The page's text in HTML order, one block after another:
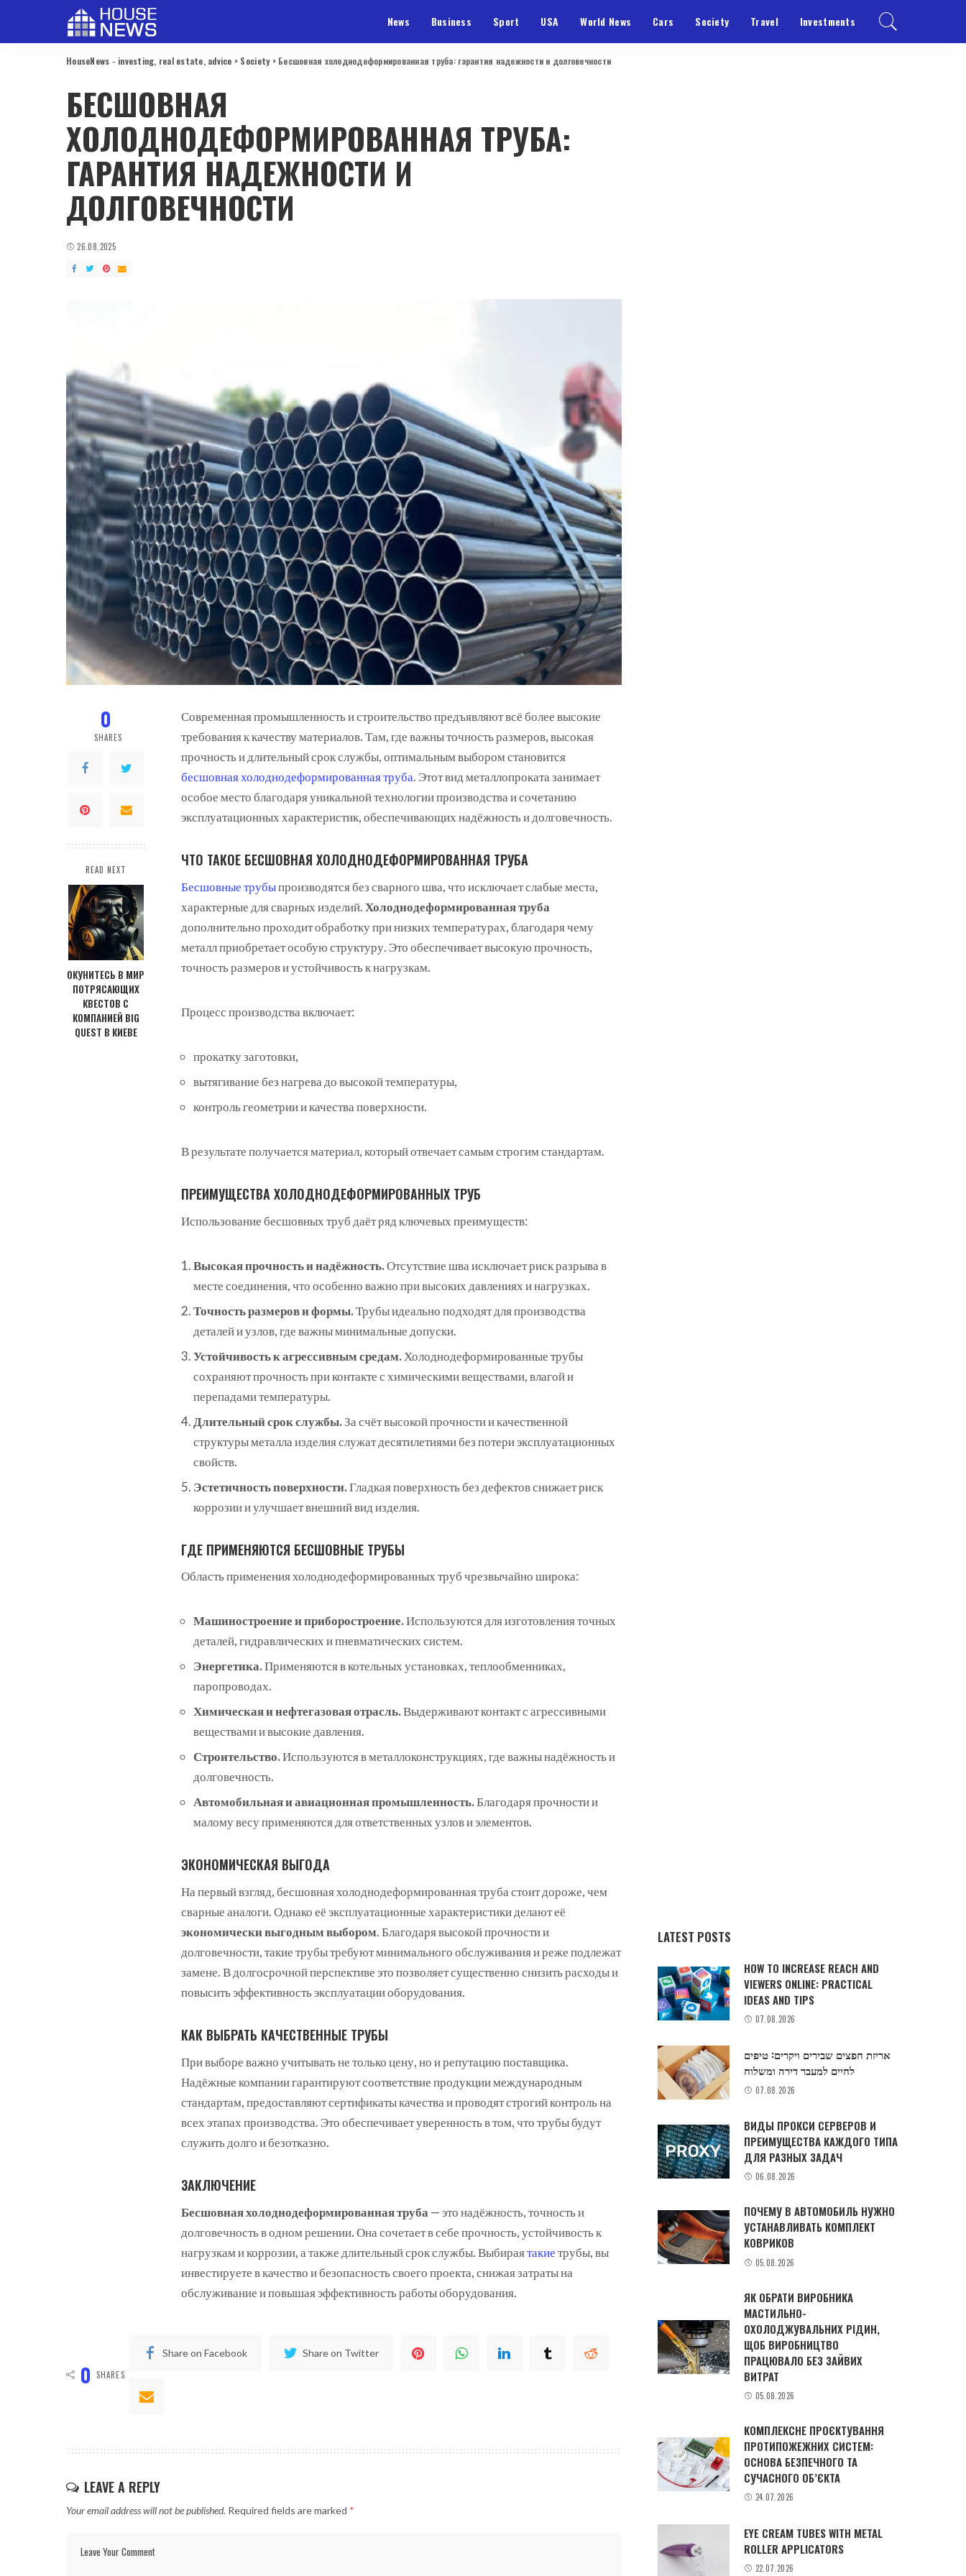
News Business Sport USA World News Cars Society Travel Investments
HouseNews - investing, real estate, advice > Society> Бесшовная холоднодеформированная труба: гарантия надежности и долговечности
БЕСШОВНАЯ
ХОЛОДНОДЕФОРМИРОВАННАЯ ТРУБА:
ГАРАНТИЯ НАДЕЖНОСТИ И
ДОЛГОВЕЧНОСТИ
26.08.2025
0
SHARES
READ NEXT
ОКУНИТЕСЬ В МИР
ПОТРЯСАЮЩИХ
КВЕСТОВ С
КОМПАНИЕЙ BIG
QUEST В КИЕВЕ
Современная промышленность и строительство предъявляют всё более высокие
требования к качеству материалов.Там, где важны точность размеров, высокая
прочность и длительный срок службы, оптимальным выбором становится
бесшовная холоднодеформированная труба. Этот вид металлопроката занимает
особое место благодаря уникальной технологии производства и сочетанию
эксплуатационных характеристик, обеспечивающих надёжность и долговечность.
ЧТО ТАКОЕ БЕСШОВНАЯ ХОЛОДНОДЕФОРМИРОВАННАЯ ТРУБА
Бесшовные трубыпроизводятся без сварного шва, что исключает слабые места,
характерные для сварных изделий.Холоднодеформированная труба
дополнительно проходит обработку при низких температурах, благодаря чему
металл приобретает особую структуру. Это обеспечивает высокую прочность,
точность размеров и устойчивость к нагрузкам.
Процесс производства включает:
прокатку заготовки,
вытягивание без нагрева до высокой температуры,
контроль геометрии и качества поверхности.
В результате получается материал, который отвечает самым строгим стандартам.
ПРЕИМУЩЕСТВА ХОЛОДНОДЕФОРМИРОВАННЫХ ТРУБ
Использование бесшовных труб даёт ряд ключевых преимуществ:
Высокая прочность и надёжность.Отсутствие шва исключает риск разрыва в
месте соединения, что особенно важно при высоких давлениях и нагрузках.
Точность размеров и формы.Трубы идеально подходят для производства
деталей и узлов, где важны минимальные допуски.
Устойчивость к агрессивным средам. Холоднодеформированные трубы
сохраняют прочность при контакте с химическими веществами, влагой и
перепадами температуры.
Длительный срок службы.За счёт высокой прочности и качественной
структуры металла изделия служат десятилетиями без потери эксплуатационных
свойств.
Эстетичность поверхности.Гладкая поверхность без дефектов снижает риск
коррозии и улучшает внешний вид изделия.
ГДЕ ПРИМЕНЯЮТСЯ БЕСШОВНЫЕ ТРУБЫ
Область применения холоднодеформированных труб чрезвычайно широка:
Машиностроение и приборостроение.Используются для изготовления точных
деталей, гидравлических и пневматических систем.
Энергетика.Применяются в котельных установках, теплообменниках,
паропроводах.
Химическая и нефтегазовая отрасль.Выдерживают контакт с агрессивными
веществами и высокие давления.
Строительство.Используются в металлоконструкциях, где важны надёжность и
долговечность.
Автомобильная и авиационная промышленность.Благодаря прочности и
малому весу применяются для ответственных узлов и элементов.
ЭКОНОМИЧЕСКАЯ ВЫГОДА
На первый взгляд, бесшовная холоднодеформированная труба стоит дороже, чем
сварные аналоги. Однако её эксплуатационные характеристики делают её
экономически выгодным выбором. Благодаря высокой прочности и
долговечности, такие трубы требуют минимального обслуживания и реже подлежат
замене. В долгосрочной перспективе это позволяет существенно снизить расходы и
повысить эффективность эксплуатации оборудования.
КАК ВЫБРАТЬ КАЧЕСТВЕННЫЕ ТРУБЫ
При выборе важно учитывать не только цену, но и репутацию поставщика.
Надёжные компании гарантируют соответствие продукции международным
стандартам, предоставляют сертификаты качества и проводят строгий контроль на
всех этапах производства. Это обеспечивает уверенность в том, что трубы будут
служить долго и безотказно.
ЗАКЛЮЧЕНИЕ
Бесшовная холоднодеформированная труба — это надёжность, точность и
долговечность в одном решении. Она сочетает в себе прочность, устойчивость к
нагрузкам и коррозии, а также длительный срок службы. Выбираятакиетрубы, вы
инвестируете в качество и безопасность своего проекта, снижая затраты на
обслуживание и повышая эффективность работы оборудования.
0 SHARES
Share on Facebook Share on Twitter
LEAVE A REPLY
Your email address will not be published. Required fields are marked *
LATEST POSTS
HOW TO INCREASE REACH AND
VIEWERS ONLINE: PRACTICAL
IDEAS AND TIPS
07.08.2026
אריזת חפצים שבירים ויקרים: טיפים
לחיים למעבר דירה ומשלוח
07.08.2026
ВИДЫ ПРОКСИ СЕРВЕРОВ И
ПРЕИМУЩЕСТВА КАЖДОГО ТИПА
ДЛЯ РАЗНЫХ ЗАДАЧ
06.08.2026
ПОЧЕМУ В АВТОМОБИЛЬ НУЖНО
УСТАНАВЛИВАТЬ КОМПЛЕКТ
КОВРИКОВ
05.08.2026
ЯК ОБРАТИ ВИРОБНИКА
МАСТИЛЬНО-
ОХОЛОДЖУВАЛЬНИХ РІДИН,
ЩОБ ВИРОБНИЦТВО
ПРАЦЮВАЛО БЕЗ ЗАЙВИХ
ВИТРАТ
05.08.2026
КОМПЛЕКСНЕ ПРОЄКТУВАННЯ
ПРОТИПОЖЕЖНИХ СИСТЕМ:
ОСНОВА БЕЗПЕЧНОГО ТА
СУЧАСНОГО ОБ’ЄКТА
24.07.2026
EYE CREAM TUBES WITH METAL
ROLLER APPLICATORS
22.07.2026